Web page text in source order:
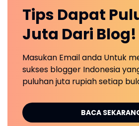
Tips Dapat
Juta Dari Blog!
Masukan Email anda Untuk
sukses blogger Indonesia
puluhan juta rupiah setiap
BACA